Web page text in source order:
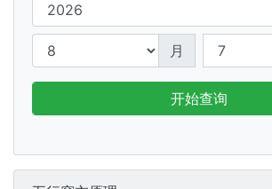
月
开始查询